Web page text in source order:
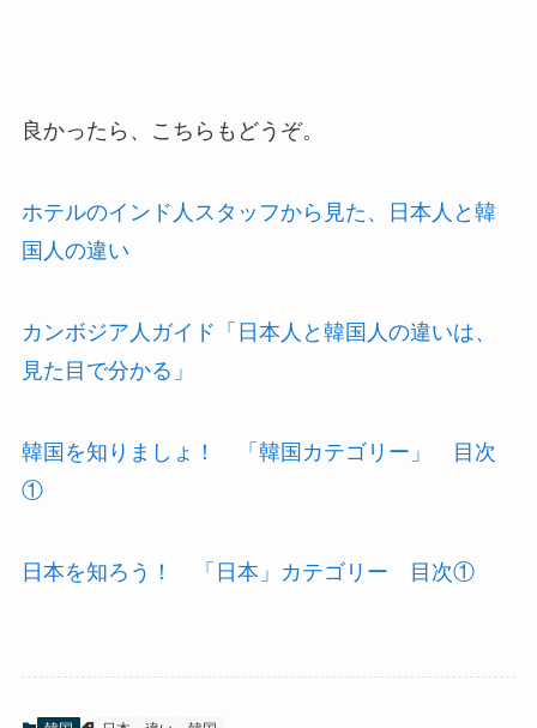
良かったら、こちらもどうぞ。
ホテルのインド人スタッフから見た、日本人と韓
国人の違い
カンボジア人ガイド「日本人と韓国人の違いは、
見た目で分かる」
韓国を知りましょ！ 「韓国カテゴリー」 目次
①
日本を知ろう！ 「日本」カテゴリー 目次①